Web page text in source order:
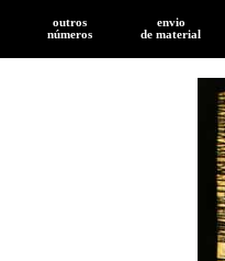
outros
números
envio
de material